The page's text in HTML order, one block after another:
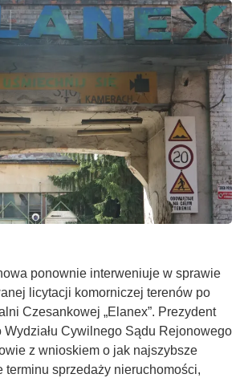
ponownie interweniuje w sprawie
licytacji komorniczej terenów po
Czesankowej „Elanex”. Prezydent
Wydziału Cywilnego Sądu Rejonowego
z wnioskiem o jak najszybsze
terminu sprzedaży nieruchomości,